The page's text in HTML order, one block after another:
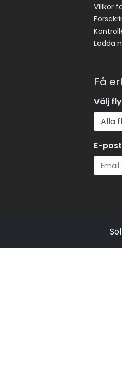
Villkor
Ladda
Få
Välj
E-